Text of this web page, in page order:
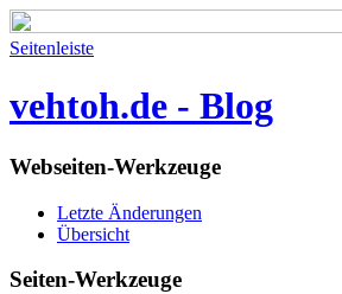
Seitenleiste
vehtoh.de - Blog
Webseiten-Werkzeuge
Letzte Änderungen
Übersicht
Seiten-Werkzeuge